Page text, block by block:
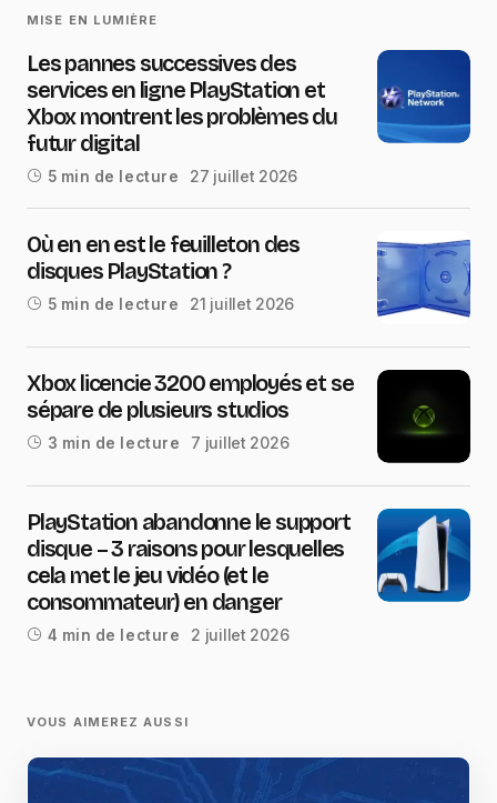
MISE EN LUMIÈRE
Les pannes successives des
services en ligne PlayStation et
Xbox montrent les problèmes du
futur digital
5 min de lecture 27 juillet 2026
Où en en est le feuilleton des
disques PlayStation ?
5 min de lecture 21 juillet 2026
Xbox licencie 3200 employés et se
sépare de plusieurs studios
3 min de lecture 7 juillet 2026
PlayStation abandonne le support
disque – 3 raisons pour lesquelles
cela met le jeu vidéo (et le
consommateur) en danger
4 min de lecture 2 juillet 2026
VOUS AIMEREZ AUSSI